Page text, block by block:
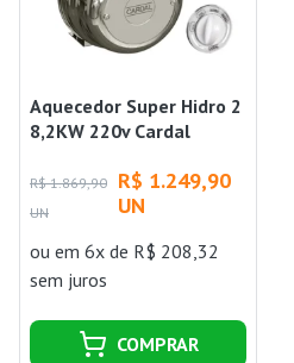
Aquecedor Super Hidro 2
8,2KW 220v Cardal
R$ 1.869,90
UN
R$ 1.249,90
UN
ou em 6x de R$ 208,32
sem juros
COMPRAR